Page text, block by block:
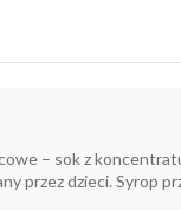
– sok z
przez dzieci. Syrop